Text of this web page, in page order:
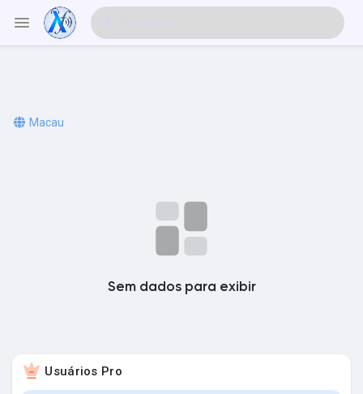
Explorar Artigos & Publicações
Macau
Sem dados para exibir
Usuários Pro